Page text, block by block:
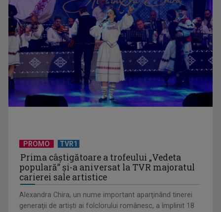
PROMO TVR1
Prima câştigătoare a trofeului „Vedeta
populară” şi-a aniversat la TVR majoratul
carierei sale artistice
Alexandra Chira, un nume important aparţinând tinerei
generaţii de artişti ai folclorului românesc, a împlinit 18